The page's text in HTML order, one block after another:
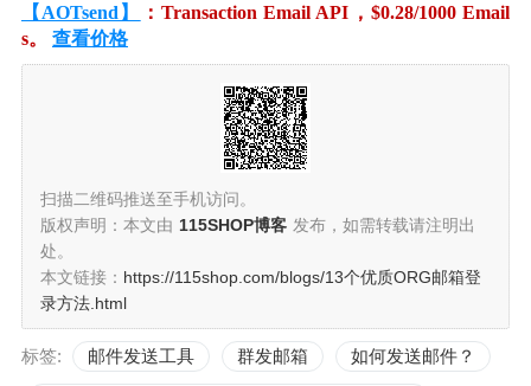
【AOTsend】
：Transaction Email API，$0.28/1000 Email
s。 查看价格
扫描二维码推送至手机访问。
版权声明：本文由 115SHOP博客 发布，如需转载请注明出
处。
本文链接： https://115shop.com/blogs/13个优质ORG邮箱登
录方法.html
标签: 邮件发送工具 群发邮箱 如何发送邮件？